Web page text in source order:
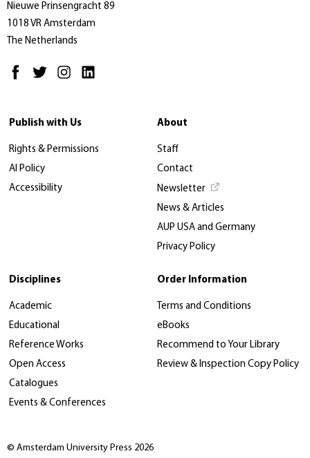
Nieuwe Prinsengracht 89
1018 VR Amsterdam
The Netherlands
Publish with Us
Rights & Permissions
AI Policy
Accessibility
About
Staff
Contact
Newsletter
News & Articles
AUP USA and Germany
Privacy Policy
Disciplines
Academic
Educational
Reference Works
Open Access
Catalogues
Events & Conferences
Order Information
Terms and Conditions
eBooks
Recommend to Your Library
Review & Inspection Copy Policy
© Amsterdam University Press 2026